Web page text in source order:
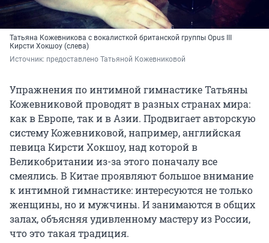
Татьяна Кожевникова с вокалисткой британской группы Opus III
Кирсти Хокшоу (слева)
Источник: предоставлено Татьяной Кожевниковой
Упражнения по интимной гимнастике Татьяны
Кожевниковой проводят в разных странах мира:
как в Европе, так и в Азии. Продвигает авторскую
систему Кожевниковой, например, английская
певица Кирсти Хокшоу, над которой в
Великобритании из-за этого поначалу все
смеялись. В Китае проявляют большое внимание
к интимной гимнастике: интересуются не только
женщины, но и мужчины. И занимаются в общих
залах, объясняя удивленному мастеру из России,
что это такая традиция.